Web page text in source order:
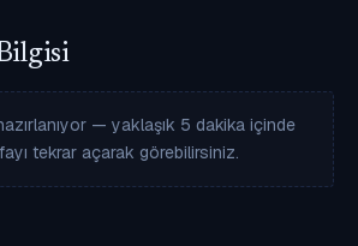
— yaklaşık 5 dakika içinde
tekrar açarak görebilirsiniz.